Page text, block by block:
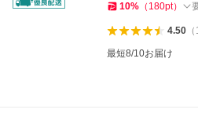
10% （ 180pt）
4.50（
最短8/10お届け